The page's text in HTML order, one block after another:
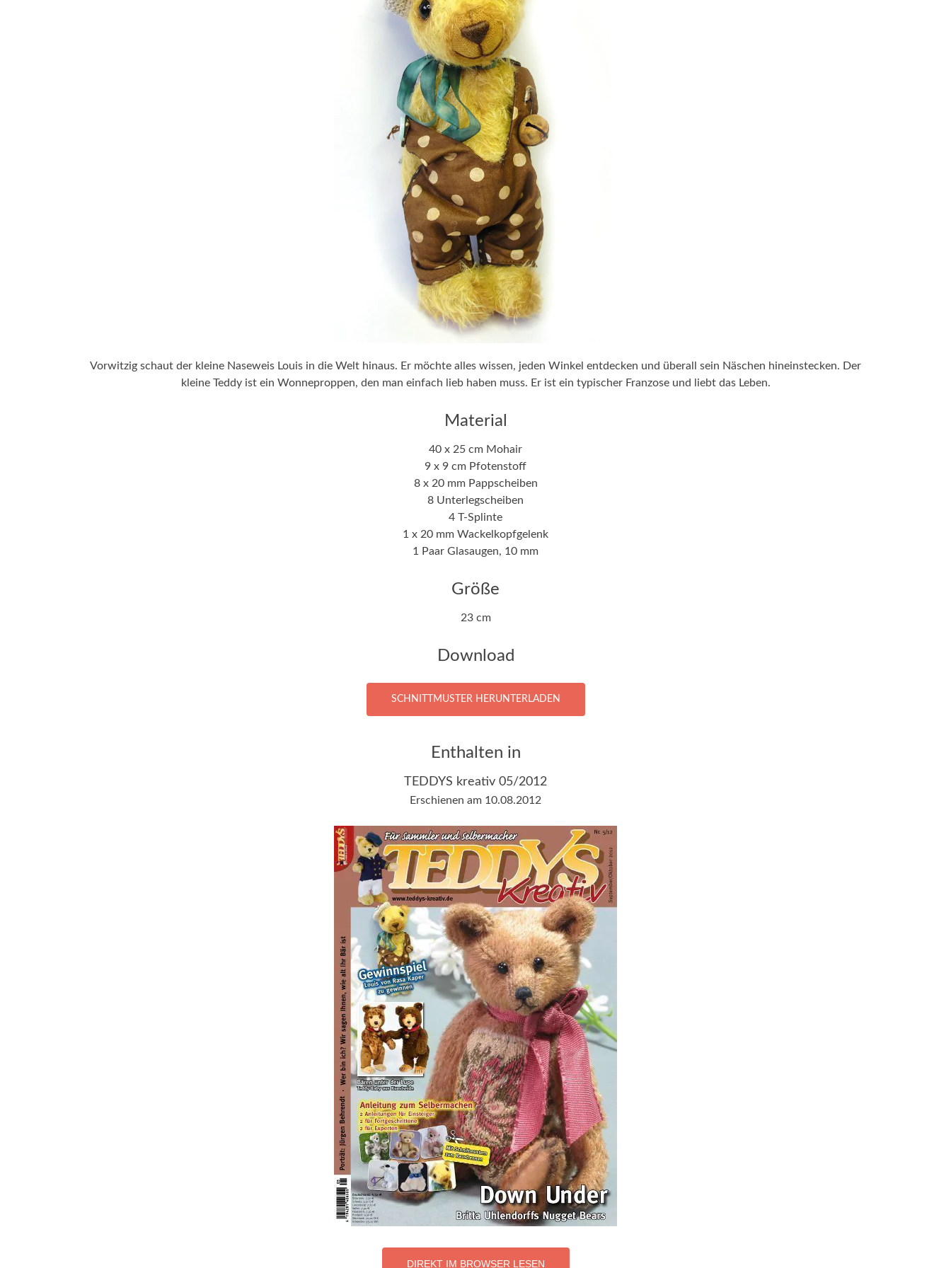
Vorwitzig schaut der kleine Naseweis Louis in die Welt hinaus. Er möchte alles wissen, jeden Winkel entdecken und überall sein Näschen hineinstecken. Der
kleine Teddy ist ein Wonneproppen, den man einfach lieb haben muss. Er ist ein typischer Franzose und liebt das Leben.
Material
40 x 25 cm Mohair
9 x 9 cm Pfotenstoff
8 x 20 mm Pappscheiben
8 Unterlegscheiben
4 T-Splinte
1 x 20 mm Wackelkopfgelenk
1 Paar Glasaugen, 10 mm
Größe
23 cm
Download
SCHNITTMUSTER HERUNTERLADEN
Enthalten in
TEDDYS kreativ 05/2012
Erschienen am 10.08.2012
DIREKT IM BROWSER LESEN